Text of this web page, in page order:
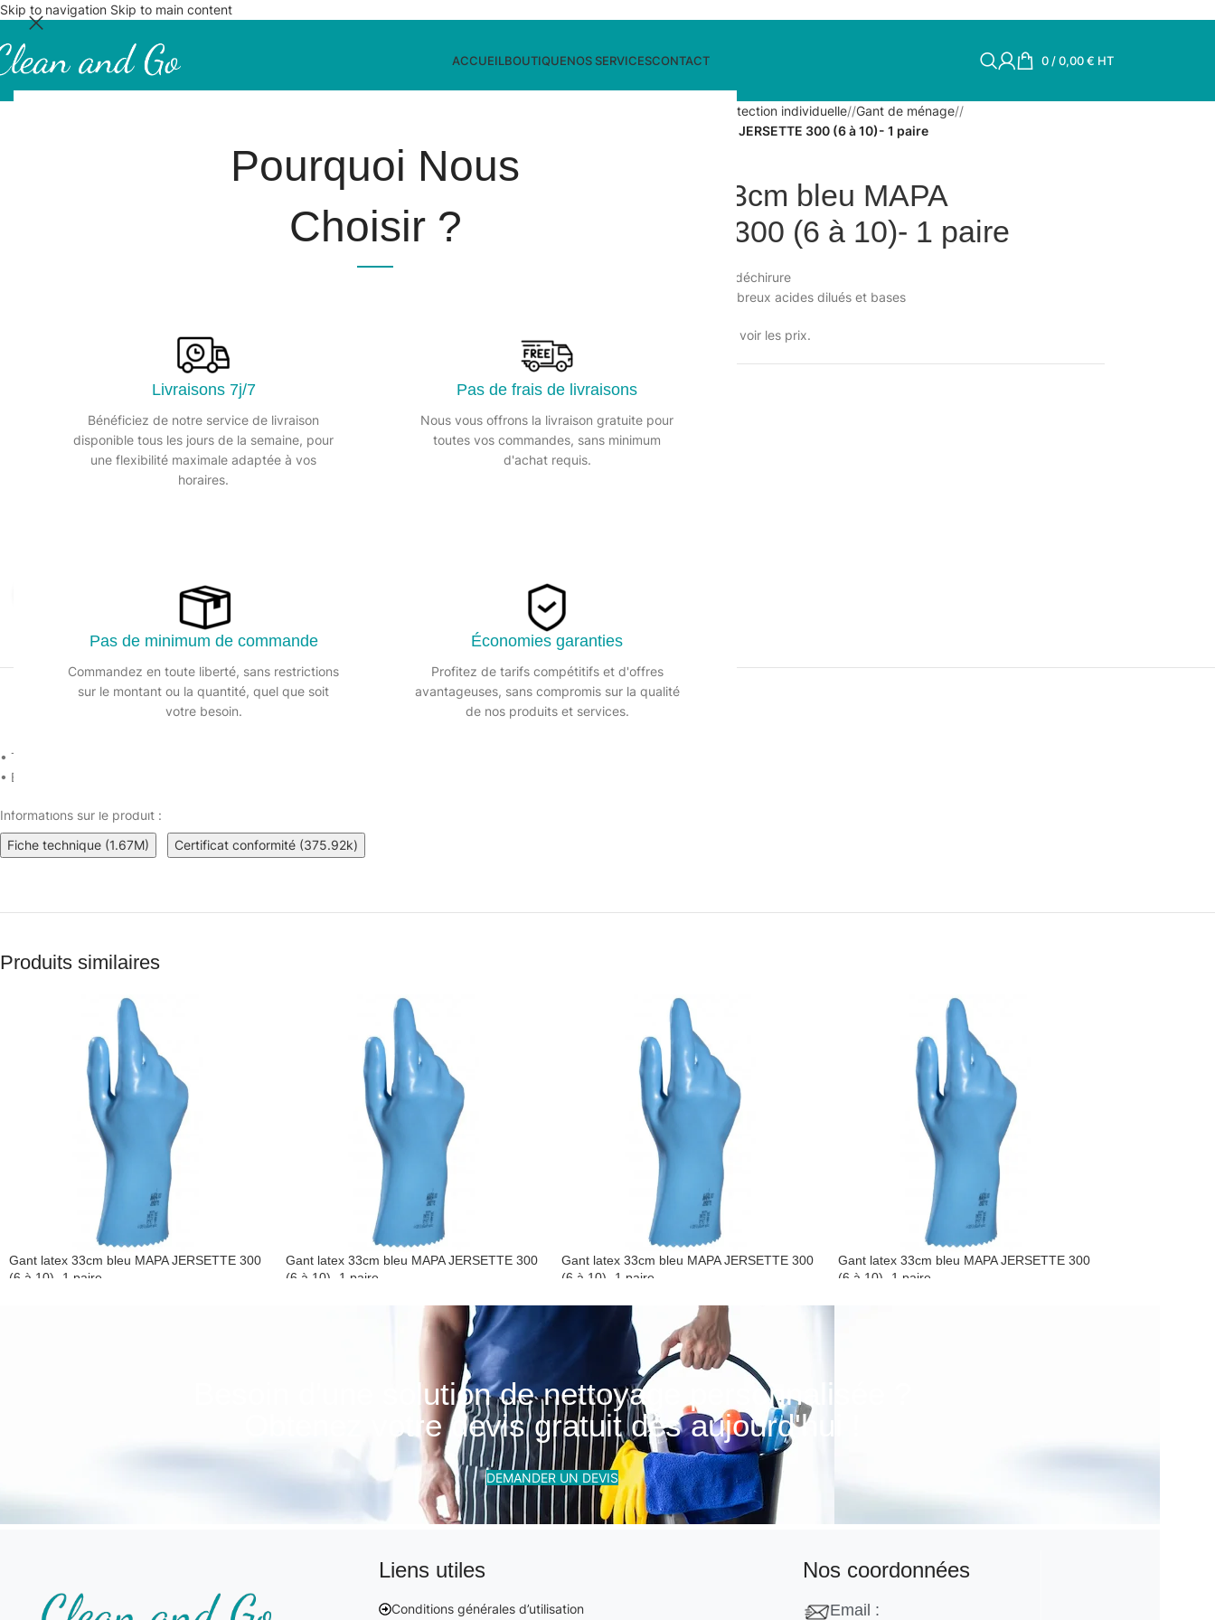
Pourquoi Nous
Choisir ?
Livraisons 7j/7
Bénéficiez de notre service de livraison
disponible tous les jours de la semaine, pour
une flexibilité maximale adaptée à vos
horaires.
Pas de frais de livraisons
Nous vous offrons la livraison gratuite pour
toutes vos commandes, sans minimum
d'achat requis.
Pas de minimum de commande
Commandez en toute liberté, sans restrictions
sur le montant ou la quantité, quel que soit
votre besoin.
Économies garanties
Profitez de tarifs compétitifs et d'offres
avantageuses, sans compromis sur la qualité
de nos produits et services.
Skip to navigation Skip to main content
ACCUEILBOUTIQUENOS SERVICESCONTACT 0 /0,00€ HT
Equipements de protection individuelle/ Gant de ménage/
Gant latex 33cm bleu MAPA JERSETTE 300 (6 à 10)- 1 paire
Gant latex 33cm bleu MAPA
JERSETTE 300 (6 à 10)- 1 paire
• Très bonne résistance à la déchirure
• Bonne résistance à de nombreux acides dilués et bases
Veuillez vous connecter pour voir les prix.
UGS :131559S-6
Catégorie :
Partager:
DESCRIPTION
• Très bonne résistance à la déchirure
• Bonne résistance à de nombreux acides dilués et bases
Informations sur le produit :
Fiche technique (1.67M)
Certificat conformité (375.92k)
Produits similaires
Gant latex 33cm bleu MAPA JERSETTE 300
(6 à 10)- 1 paire
Gant latex 33cm bleu MAPA JERSETTE 300
(6 à 10)- 1 paire
Gant latex 33cm bleu MAPA JERSETTE 300
(6 à 10)- 1 paire
Gant de ménage
Gant latex 33cm bleu MAPA JERSETTE 300
(6 à 10)- 1 paire
Besoin d'une solution de nettoyage personnalisée ?
Obtenez votre devis gratuit dès aujourd'hui !
DEMANDER UN DEVIS
Liens utiles
Conditions générales d’utilisation
Nos coordonnées
Email :